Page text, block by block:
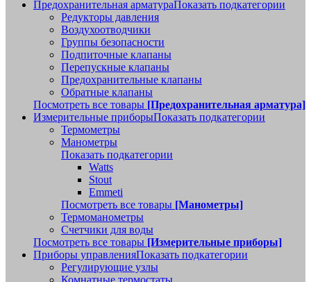
Предохранительная арматураПоказать подкатегории
Редукторы давления
Воздухоотводчики
Группы безопасности
Подпиточные клапаны
Перепускные клапаны
Предохранительные клапаны
Обратные клапаны
Посмотреть все товары [Предохранительная арматура]
Измерительные приборыПоказать подкатегории
Термометры
Манометры
Показать подкатегории
Watts
Stout
Emmeti
Посмотреть все товары [Манометры]
Термоманометры
Счетчики для воды
Посмотреть все товары [Измерительные приборы]
Приборы управленияПоказать подкатегории
Регулирующие узлы
Комнатные термостаты